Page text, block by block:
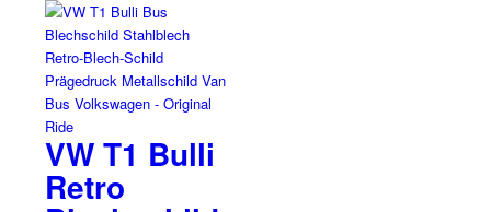
VW T1 Bulli
Retro